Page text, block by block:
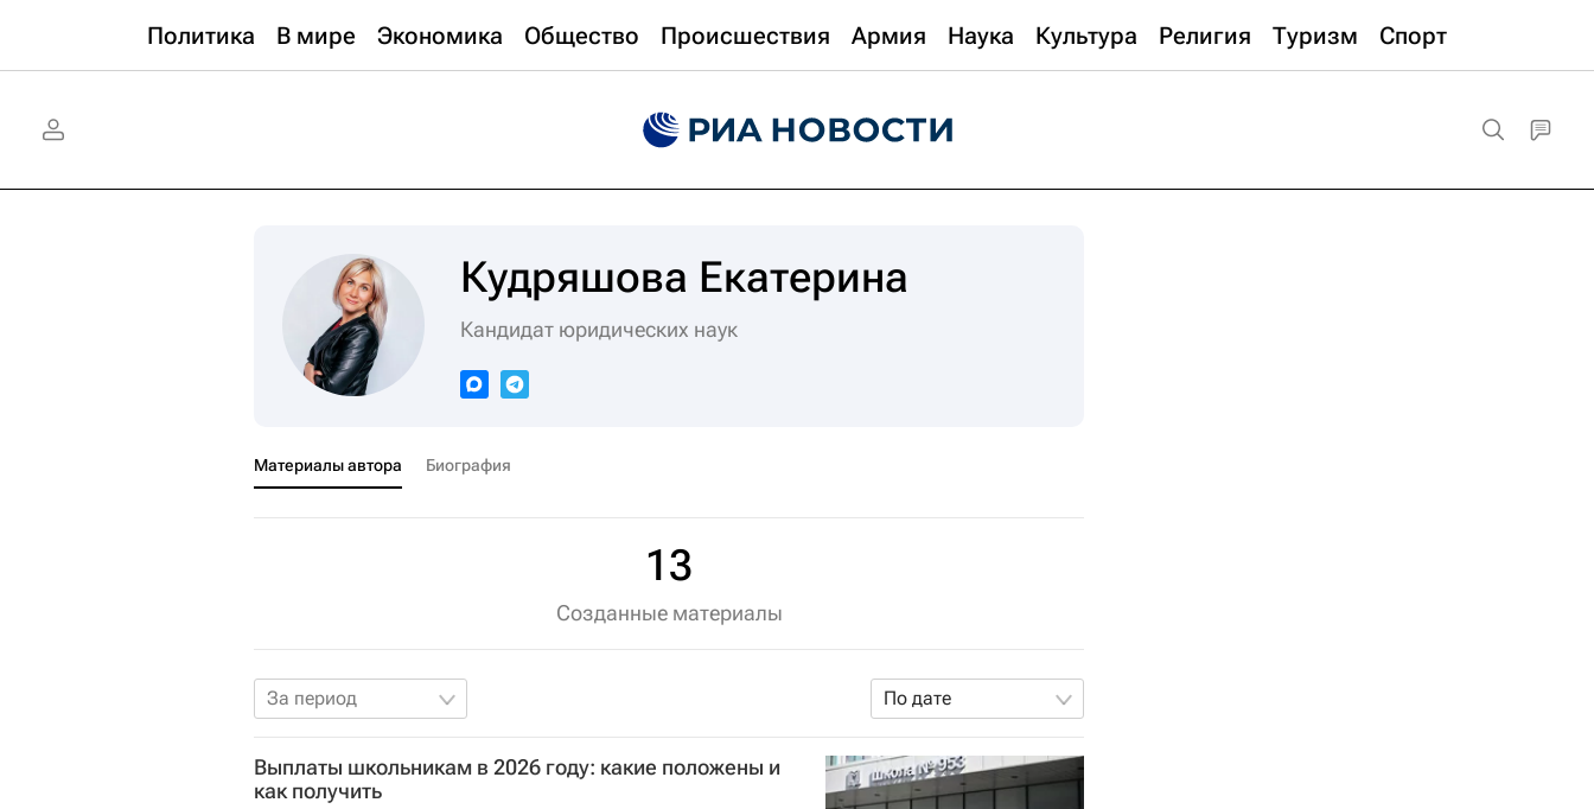
Политика В мире Экономика Общество Происшествия Армия Наука Культура Религия Туризм Спорт
Кудряшова Екатерина
Кандидат юридических наук
Материалы автора Биография
13
Созданные материалы
За период По дате
Выплаты школьникам в 2026 году: какие положены и
как получить